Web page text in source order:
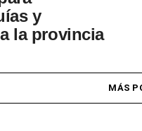
y
la provincia
anual, articulada
MÁS